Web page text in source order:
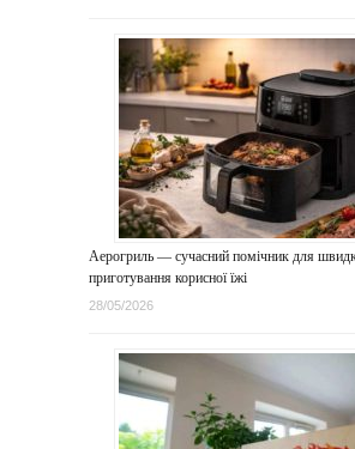
Аерогриль — сучасний помічник для
приготування корисної їжі
28/05/2026